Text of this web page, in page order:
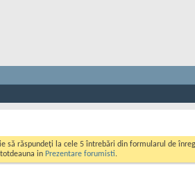
să răspundeți la cele 5 întrebări din formularul de
in Prezentare forumisti.